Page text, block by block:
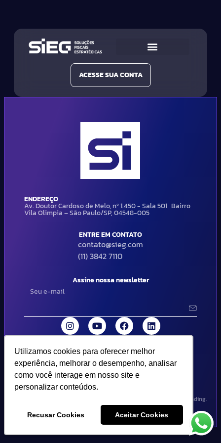
Utilizamos cookies para oferecer melhor
experiência, melhorar o desempenho, analisar
como você interage em nosso site e
personalizar conteúdos.
Recusar Cookies Aceitar Cookies
Utilizamos cookies para oferecer melhor
experiência, melhorar o desempenho, analisar
como você interage em nosso site e
personalizar conteúdos.
Recusar Cookies Aceitar Cookies
ACESSE SUA CONTA
ENDEREÇO
Av. Doutor Cardoso de Melo, nº 1.450 - Sala 501 Bairro
Vila Olimpia – São Paulo/SP, 04548-005
ENTRE EM CONTATO
contato@sieg.com
(11) 3842 7110
Assine nossa newsletter
© 2024 SIEG Soluções Fiscais Estratégicas. Todos os direitos
reservados | Termos de uso e política de privacidade..
Design por Empória Branding.